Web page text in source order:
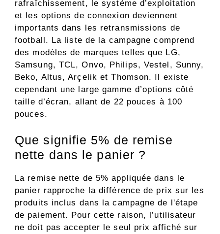
rafraîchissement, le système d’exploitation
et les options de connexion deviennent
importants dans les retransmissions de
football. La liste de la campagne comprend
des modèles de marques telles que LG,
Samsung, TCL, Onvo, Philips, Vestel, Sunny,
Beko, Altus, Arçelik et Thomson. Il existe
cependant une large gamme d’options côté
taille d’écran, allant de 22 pouces à 100
pouces.
Que signifie 5% de remise
nette dans le panier ?
La remise nette de 5% appliquée dans le
panier rapproche la différence de prix sur les
produits inclus dans la campagne de l'étape
de paiement. Pour cette raison, l’utilisateur
ne doit pas accepter le seul prix affiché sur